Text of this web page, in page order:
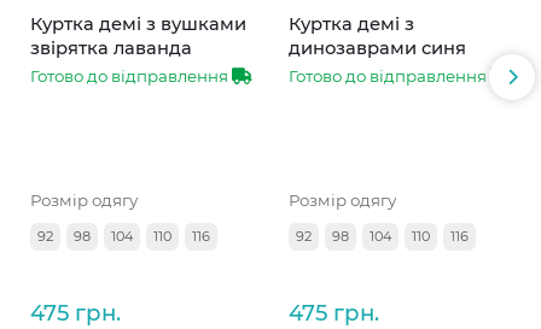
Куртка демі з вушками
звірятка лаванда
Готово до відправлення
Розмір одягу
92 98 104 110 116
475 грн.
Куртка демі з
динозаврами синя
Готово до відправлення
Розмір одягу
92 98 104 110 116
475 грн.